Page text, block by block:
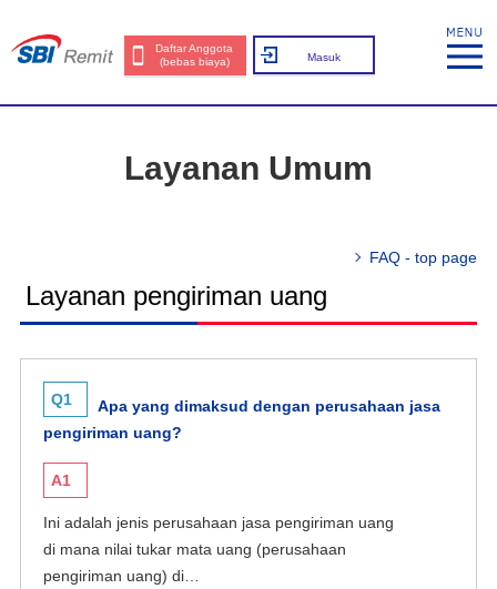
Daftar Anggota
(bebas biaya)
Masuk
Layanan Umum
FAQ - top page
Layanan pengiriman uang
Q1
Apa yang dimaksud dengan perusahaan jasa
pengiriman uang?
A1
Ini adalah jenis perusahaan jasa pengiriman uang
di mana nilai tukar mata uang (perusahaan
pengiriman uang) di…